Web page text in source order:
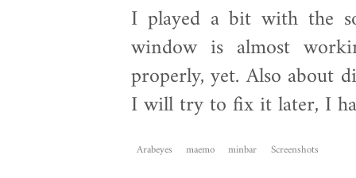
I played a bit with the
window is almost
properly, yet. Also about
I will try to fix it later, I
Arabeyes maemo minbar Screenshots